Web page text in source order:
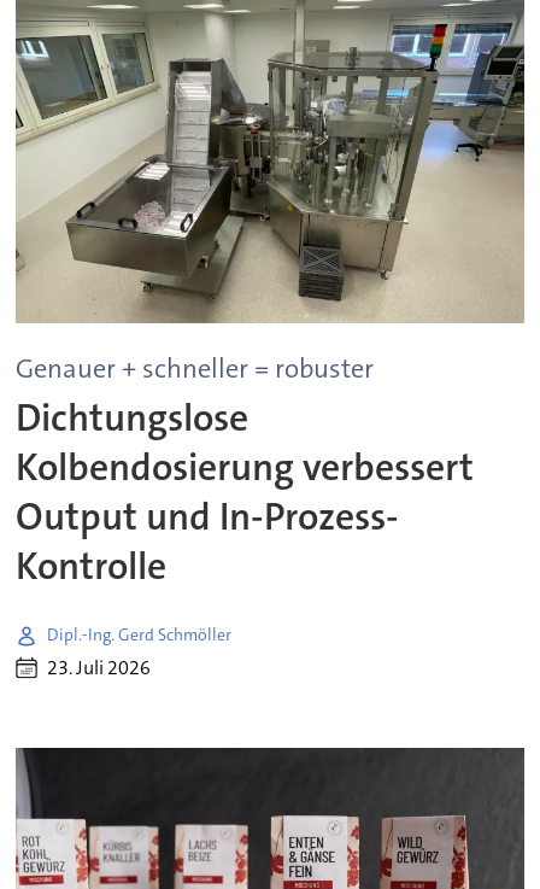
Genauer + schneller = robuster
Dichtungslose
Kolbendosierung verbessert
Output und In-Prozess-
Kontrolle
Dipl.-Ing. Gerd Schmöller
23. Juli 2026